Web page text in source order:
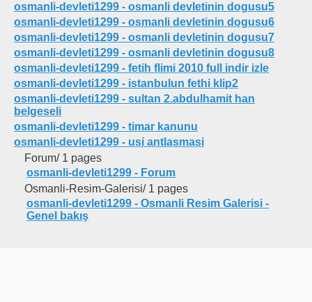
osmanli-devleti1299 - osmanli devletinin dogusu5
osmanli-devleti1299 - osmanli devletinin dogusu6
osmanli-devleti1299 - osmanli devletinin dogusu7
osmanli-devleti1299 - osmanli devletinin dogusu8
osmanli-devleti1299 - fetih flimi 2010 full indir izle
osmanli-devleti1299 - istanbulun fethi klip2
osmanli-devleti1299 - sultan 2.abdulhamit han
belgeseli
osmanli-devleti1299 - timar kanunu
osmanli-devleti1299 - usi antlasmasi
Forum/ 1 pages
osmanli-devleti1299 - Forum
Osmanli-Resim-Galerisi/ 1 pages
osmanli-devleti1299 - Osmanli Resim Galerisi -
Genel bakış